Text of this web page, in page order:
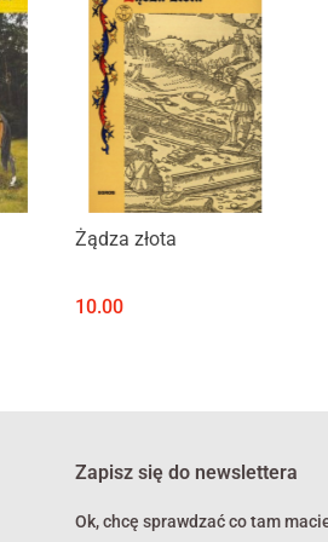
Produkt niedostępny
Żądza złota
10.00
Zapisz się do newslettera
Ok, chcę sprawdzać co tam